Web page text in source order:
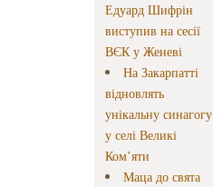
Едуард Шифрін
виступив на сесії
ВЄК у Женеві
На Закарпатті
відновлять
унікальну синагогу
у селі Великі
Ком’яти
Маца до свята